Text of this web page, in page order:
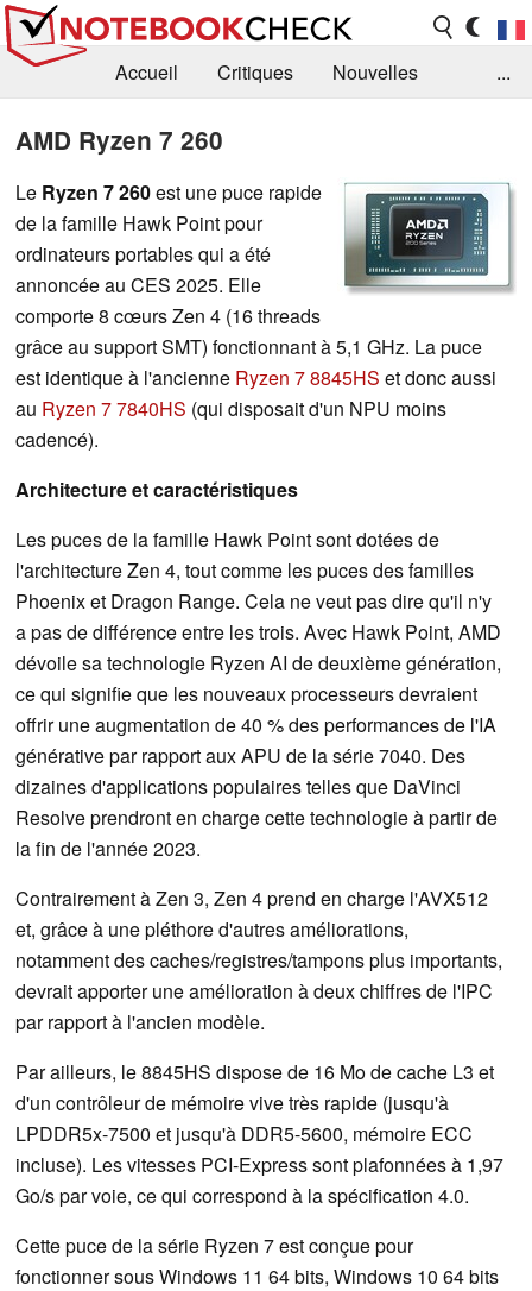
Accueil Critiques
Nouvelles
...
AMD Ryzen 7 260
Le Ryzen 7 260est une puce rapide
de la famille Hawk Point pour
ordinateurs portables qui a été
annoncée au CES 2025. Elle
comporte 8 cœurs Zen 4 (16 threads
grâce au support SMT) fonctionnant à 5,1 GHz. La puce
est identique à l'ancienne Ryzen 7 8845HS et donc aussi
au Ryzen 7 7840HS (qui disposait d'un NPU moins
cadencé).
Architecture et caractéristiques
Les puces de la famille Hawk Point sont dotées de
l'architecture Zen 4, tout comme les puces des familles
Phoenix et Dragon Range. Cela ne veut pas dire qu'il n'y
a pas de différence entre les trois. Avec Hawk Point, AMD
dévoile sa technologie Ryzen AI de deuxième génération,
ce qui signifie que les nouveaux processeurs devraient
offrir une augmentation de 40 % des performances de l'IA
générative par rapport aux APU de la série 7040. Des
dizaines d'applications populaires telles que DaVinci
Resolve prendront en charge cette technologie à partir de
la fin de l'année 2023.
Contrairement à Zen 3, Zen 4 prend en charge l'AVX512
et, grâce à une pléthore d'autres améliorations,
notamment des caches/registres/tampons plus importants,
devrait apporter une amélioration à deux chiffres de l'IPC
par rapport à l'ancien modèle.
Par ailleurs, le 8845HS dispose de 16 Mo de cache L3 et
d'un contrôleur de mémoire vive très rapide (jusqu'à
LPDDR5x-7500 et jusqu'à DDR5-5600, mémoire ECC
incluse). Les vitesses PCI-Express sont plafonnées à 1,97
Go/s par voie, ce qui correspond à la spécification 4.0.
Cette puce de la série Ryzen 7 est conçue pour
fonctionner sous Windows 11 64 bits, Windows 10 64 bits